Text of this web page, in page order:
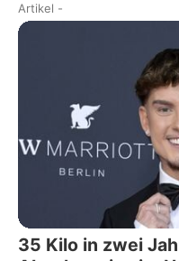
Artikel -
35 Kilo in zwei